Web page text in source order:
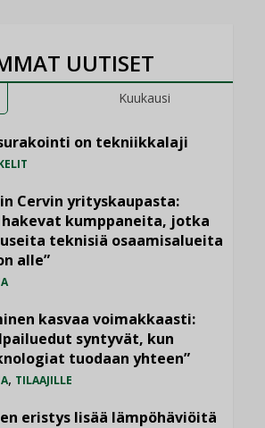
UUTISET
Kuukausi
on tekniikkalaji
Cervin yrityskaupasta:
hakevat kumppaneita, jotka
teknisiä osaamisalueita
alle”
kasvaa voimakkaasti:
syntyvät, kun
tuodaan yhteen”
, TILAAJILLE
eristys lisää lämpöhäviöitä